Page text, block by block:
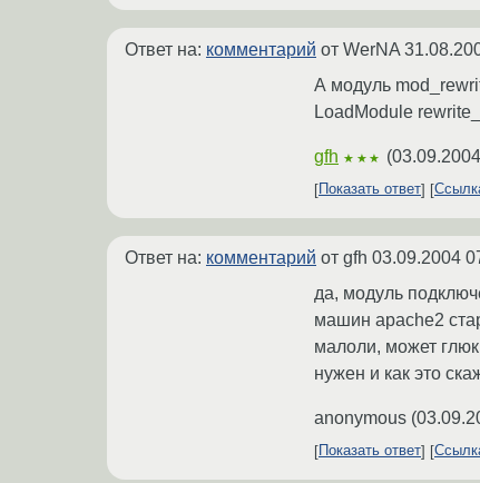
Ответ на: комментарий от WerNA
А модуль
LoadModule
gfh ★★★ (
Показать ответ
Ответ на: комментарий от gfh 03.09.2004
да, модуль
машин apache2
малоли, может
нужен и как это
anonymous (
Показать ответ